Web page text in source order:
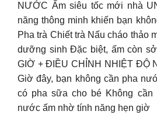
NƯỚC Ấm siêu tốc mới nhà
năng thông minh khiến bạn
Pha trà Chiết trà Nấu cháo thảo
dưỡng sinh Đặc biệt, ấm còn
GIỜ + ĐIỀU CHỈNH NHIỆT ĐỘ
Giờ đây, bạn không cần pha
có pha sữa cho bé Không
nước ấm nhờ tính năng hẹn giờ